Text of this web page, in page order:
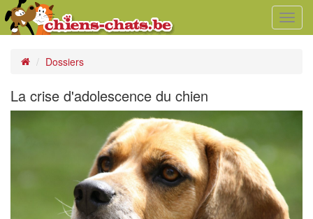
Dossiers
La crise d'adolescence du chien